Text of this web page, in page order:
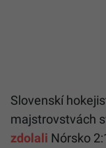
Slovenskí
majstrovstvách
zdolali Nórsko